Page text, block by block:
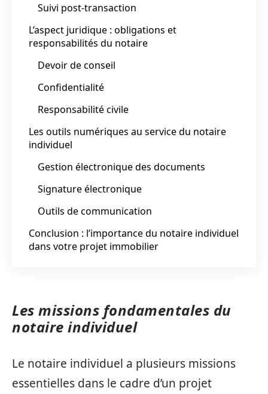
Suivi post-transaction
L’aspect juridique : obligations et
responsabilités du notaire
Devoir de conseil
Confidentialité
Responsabilité civile
Les outils numériques au service du notaire
individuel
Gestion électronique des documents
Signature électronique
Outils de communication
Conclusion : l’importance du notaire individuel
dans votre projet immobilier
Les missions fondamentales du
notaire individuel
Le notaire individuel a plusieurs missions
essentielles dans le cadre d’un projet